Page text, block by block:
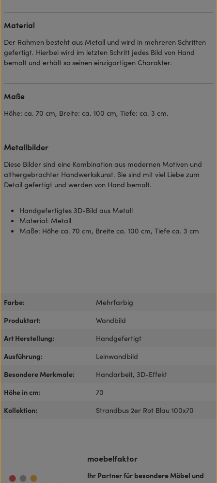
Material
Der Rahmen besteht aus Metall und wird in mehreren Schritten
gefertigt. Hierbei wird im letzten Schritt jedes Bild von Hand
bemalt und erhält so seinen einzigartigen Charakter.
Maße
Höhe: ca. 70 cm, Breite: ca. 100 cm, Tiefe: ca. 3 cm.
Metallbilder
Diese Bilder sind eine Kombination aus modernen Motiven und
althergebrachter Handwerkskunst. Sie sind mit viel Liebe zum
Detail gefertigt und werden von Hand bemalt.
Handgefertigtes 3D-Bild aus Metall
Material: Metall
Maße: Höhe ca. 70 cm, Breite ca. 100 cm, Tiefe ca. 3 cm
Farbe:
Mehrfarbig
Produktart:
Wandbild
Art Herstellung:
Handgefertigt
Ausführung:
Leinwandbild
Besondere Merkmale:
Handarbeit, 3D-Effekt
Höhe in cm:
70
Kollektion:
Strandbus 2er Rot Blau 100x70
moebelfaktor
Ihr Partner für besondere Möbel und